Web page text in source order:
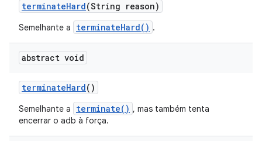
terminateHard(String reason)
Semelhante a terminateHard() .
abstract void
terminateHard()
Semelhante a terminate() , mas também tenta
encerrar o adb à força.